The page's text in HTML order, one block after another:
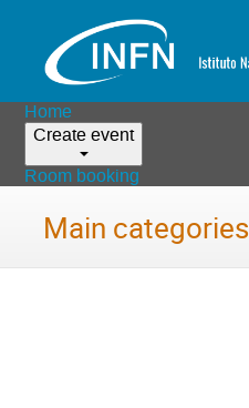
Home
Create event
Room booking
Main categories